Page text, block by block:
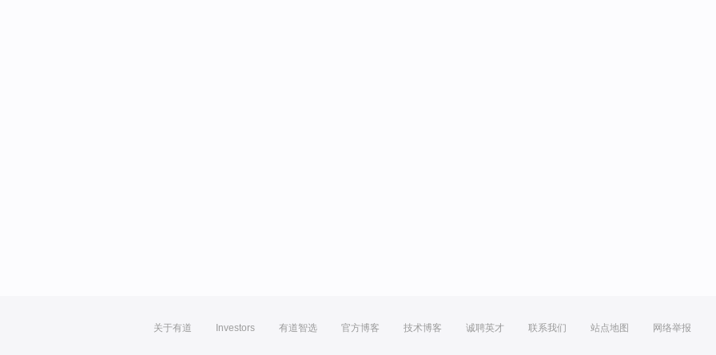
关于有道 Investors 有道智选 官方博客 技术博客 诚聘英才 联系我们 站点地图 网络举报